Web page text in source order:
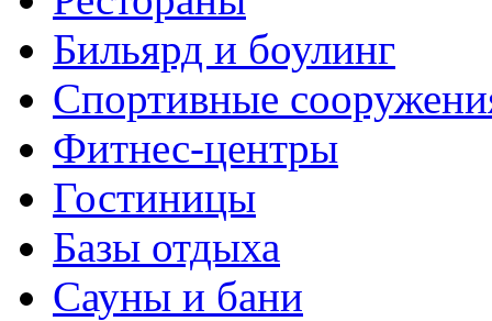
Бильярд и боулинг
Спортивные
Фитнес-центры
Гостиницы
Базы отдыха
Сауны и бани